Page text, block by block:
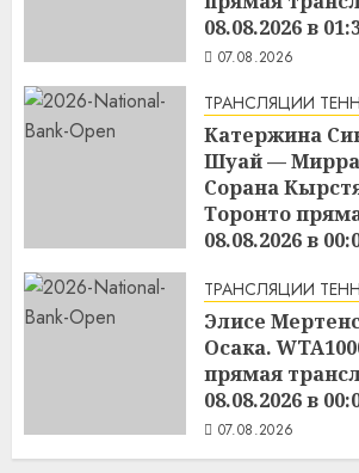
08.08.2026 в
07.08.2026
ТРАНСЛЯЦИИ
Катержина
Шуай —
Сорана
Торонто
08.08.2026 в
ТРАНСЛЯЦИИ
Элисе
Осака.
прямая
08.08.2026 в
07.08.2026